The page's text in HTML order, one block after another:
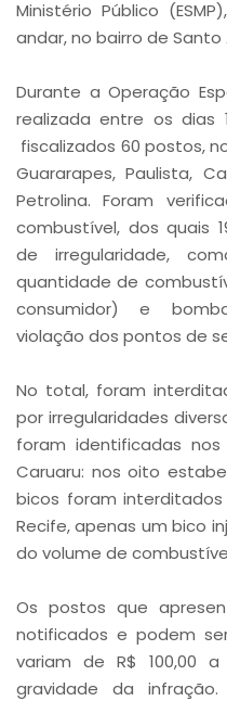
Ministério Público
andar, no bairro de
Durante a Operação
realizada entre os dias
fiscalizados 60 postos,
Guararapes, Paulista,
Petrolina. Foram
combustível, dos quais
de irregularidade,
quantidade de
consumidor) e
violação dos pontos de
No total, foram
por irregularidades
foram identificadas
Caruaru: nos oito
bicos foram
Recife, apenas um bico
do volume de
Os postos que
notificados e podem
variam de R$ 100,00
gravidade da